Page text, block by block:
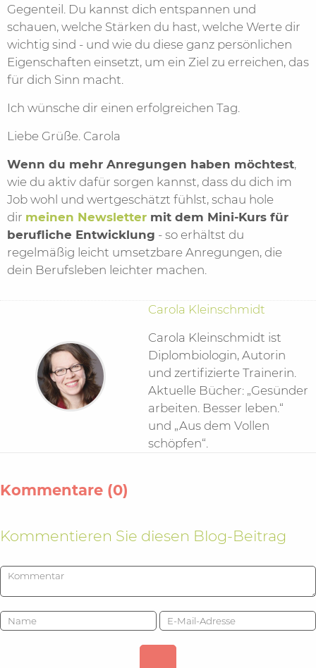
Gegenteil. Du kannst dich entspannen und
schauen, welche Stärken du hast, welche Werte dir
wichtig sind - und wie du diese ganz persönlichen
Eigenschaften einsetzt, um ein Ziel zu erreichen, das
für dich Sinn macht.
Ich wünsche dir einen erfolgreichen Tag.
Liebe Grüße. Carola
Wenn du mehr Anregungen haben möchtest,
wie du aktiv dafür sorgen kannst, dass du dich im
Job wohl und wertgeschätzt fühlst, schau hole
dir meinen Newsletter mit dem Mini-Kurs für
berufliche Entwicklung - so erhältst du
regelmäßig leicht umsetzbare Anregungen, die
dein Berufsleben leichter machen.
Carola Kleinschmidt
Carola Kleinschmidt ist
Diplombiologin, Autorin
und zertifizierte Trainerin.
Aktuelle Bücher: „Gesünder
arbeiten. Besser leben.“
und „Aus dem Vollen
schöpfen“.
Kommentare (0)
Kommentieren Sie diesen Blog-Beitrag